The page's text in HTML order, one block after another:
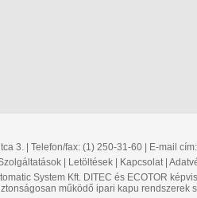
3. | Telefon/fax: (1) 250-31-60 | E-mail cím:
Letöltések Kapcsolat|
System Kft. DITEC és ECOTOR
működő ipari kapu rendszerek